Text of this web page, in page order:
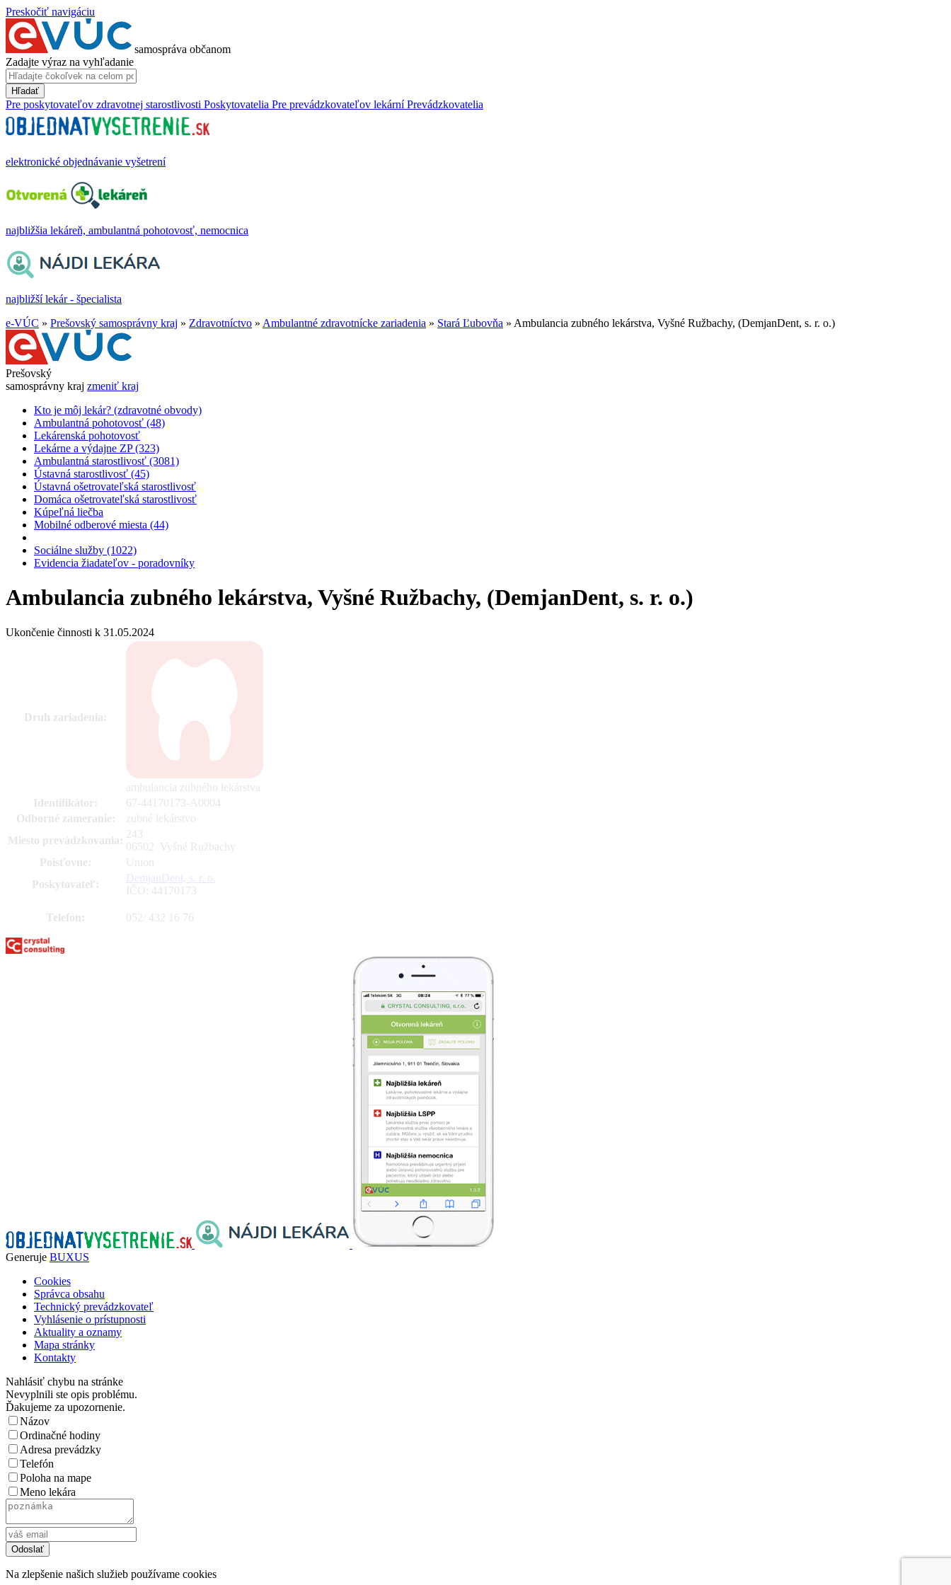
Preskočiť navigáciu
samospráva občanom
Zadajte výraz na vyhľadanie
Hľadať
Pre poskytovateľov zdravotnej starostlivosti Poskytovatelia Pre prevádzkovateľov lekární Prevádzkovatelia
elektronické objednávanie vyšetrení
najbližšia lekáreň, ambulantná pohotovosť, nemocnica
najbližší lekár - špecialista
e-VÚC » Prešovský samosprávny kraj » Zdravotníctvo » Ambulantné zdravotnícke zariadenia » Stará Ľubovňa » Ambulancia zubného lekárstva, Vyšné Ružbachy, (DemjanDent, s. r. o.)
Prešovský
samosprávny kraj zmeniť kraj
Kto je môj lekár? (zdravotné obvody)
Ambulantná pohotovosť (48)
Lekárenská pohotovosť
Lekárne a výdajne ZP (323)
Ambulantná starostlivosť (3081)
Ústavná starostlivosť (45)
Ústavná ošetrovateľská starostlivosť
Domáca ošetrovateľská starostlivosť
Kúpeľná liečba
Mobilné odberové miesta (44)
Sociálne služby (1022)
Evidencia žiadateľov - poradovníky
Ambulancia zubného lekárstva, Vyšné Ružbachy, (DemjanDent, s. r. o.)
Ukončenie činnosti k 31.05.2024
Druh zariadenia:
ambulancia zubného lekárstva
Identifikátor:
67-44170173-A0004
Odborné zameranie:
zubné lekárstvo
Miesto prevádzkovania:
243
06502 Vyšné Ružbachy
Poisťovne:
Union
Poskytovateľ:
DemjanDent, s. r. o.
IČO: 44170173
Telefón: 052/ 432 16 76
Generuje BUXUS
Cookies
Správca obsahu
Technický prevádzkovateľ
Vyhlásenie o prístupnosti
Aktuality a oznamy
Mapa stránky
Kontakty
Nahlásiť chybu na stránke
Nevyplnili ste opis problému.
Ďakujeme za upozornenie.
Názov
Ordinačné hodiny
Adresa prevádzky
Telefón
Poloha na mape
Meno lekára
Na zlepšenie našich služieb používame cookies